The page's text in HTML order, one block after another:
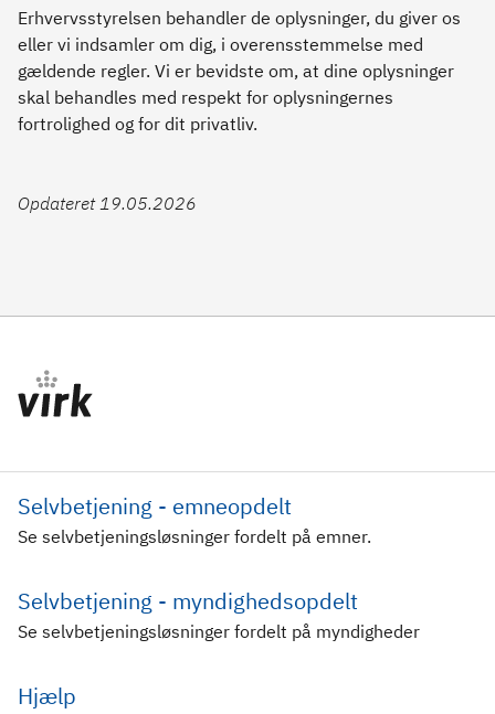
Erhvervsstyrelsen behandler de oplysninger, du giver os
eller vi indsamler om dig, i overensstemmelse med
gældende regler. Vi er bevidste om, at dine oplysninger
skal behandles med respekt for oplysningernes
fortrolighed og for dit privatliv.
Opdateret 19.05.2026
Selvbetjening - emneopdelt
Se selvbetjeningsløsninger fordelt på emner.
Selvbetjening - myndighedsopdelt
Se selvbetjeningsløsninger fordelt på myndigheder
Hjælp